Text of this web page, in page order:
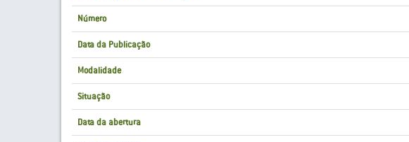
Número
Data da Publicação
Modalidade
Situação
Data da abertura